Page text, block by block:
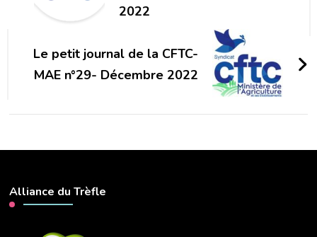
2022
Le petit journal de la CFTC-
MAE n°29- Décembre 2022
Alliance du Trèfle